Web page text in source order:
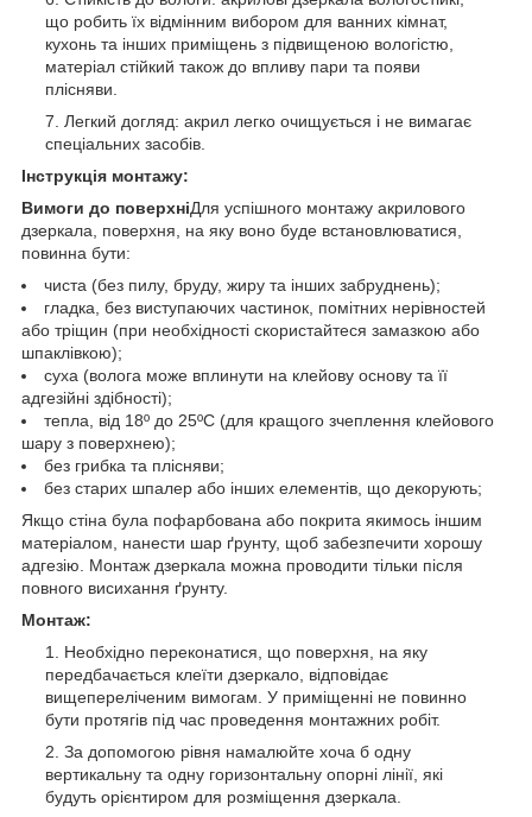
що робить їх відмінним вибором для ванних кімнат,
кухонь та інших приміщень з підвищеною вологістю,
матеріал стійкий також до впливу пари та появи
плісняви.
Легкий догляд: акрил легко очищується і не вимагає
спеціальних засобів.
Інструкція монтажу:
Вимоги до поверхніДля успішного монтажу акрилового
дзеркала, поверхня, на яку воно буде встановлюватися,
повинна бути:
чиста (без пилу, бруду, жиру та інших забруднень);
гладка, без виступаючих частинок, помітних нерівностей
або тріщин (при необхідності скористайтеся замазкою або
шпаклівкою);
суха (волога може вплинути на клейову основу та її
адгезійні здібності);
тепла, від 18º до 25ºС (для кращого зчеплення клейового
шару з поверхнею);
без грибка та плісняви;
без старих шпалер або інших елементів, що декорують;
Якщо стіна була пофарбована або покрита якимось іншим
матеріалом, нанести шар ґрунту, щоб забезпечити хорошу
адгезію. Монтаж дзеркала можна проводити тільки після
повного висихання ґрунту.
Монтаж:
Необхідно переконатися, що поверхня, на яку
передбачається клеїти дзеркало, відповідає
вищепереліченим вимогам. У приміщенні не повинно
бути протягів під час проведення монтажних робіт.
За допомогою рівня намалюйте хоча б одну
вертикальну та одну горизонтальну опорні лінії, які
будуть орієнтиром для розміщення дзеркала.